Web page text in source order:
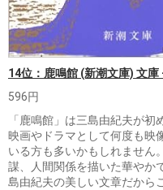
14位：鹿鳴館 (新潮文庫) 文
596円
「鹿鳴館」は三島由紀夫が初
映画やドラマとして何度も映
いる方も多いかもしれません
謀、人間関係を描いた華やか
島由紀夫の美しい文章だから